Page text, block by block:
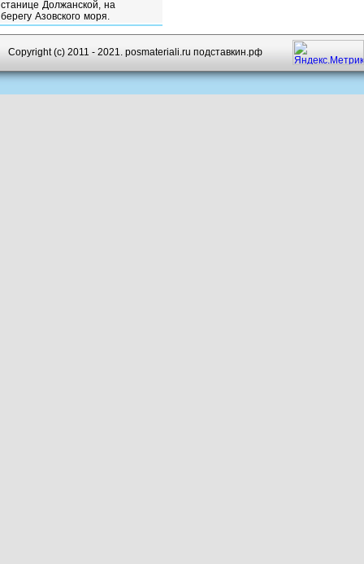
Copyright (c) 2011 - 2021. posmateriali.ru подставкин.рф